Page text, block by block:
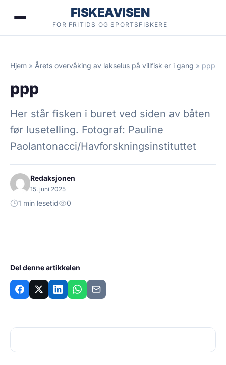
FISKEAVISEN
FOR FRITIDS OG SPORTSFISKERE
Hjem » Årets overvåking av lakselus på villfisk er i gang » ppp
ppp
Her står fisken i buret ved siden av båten
før lusetelling. Fotograf: Pauline
Paolantonacci/Havforskningsinstituttet
Redaksjonen
15. juni 2025
1 min lesetid 0
Del denne artikkelen